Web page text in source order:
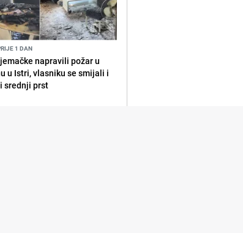
1 DAN
napravili požar u
u Istri, vlasniku se smijali i
srednji prst